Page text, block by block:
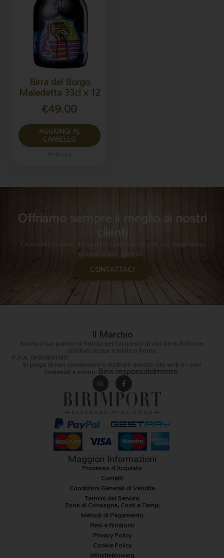
Birra del Borgo
Maledetta 33cl x 12
€49.00
AGGIUNGI AL
CARRELLO
Offriamo sempre il meglio ai nostri
clienti
La soddisfazione dei nostri clienti è ciò per cui lavoriamo
giorno dopo giorno.
CONTATTACI
Il Marchio
Si prega di non condividere o inoltrare questo sito web o i suoi
contenuti a minori. Bevi responsabilmente.
In
s
t
g
r
a
F
a
c
eb
o
o
k
-f
Maggiori Informazioni
Processo d'Acquisto
Contatti
Condizioni Generali di Vendita
Termini del Servizio
Zone di Consegna, Costi e Tempi
Metodi di Pagamento
Resi e Rimborsi
Privacy Policy
Cookie Policy
Whistleblowing